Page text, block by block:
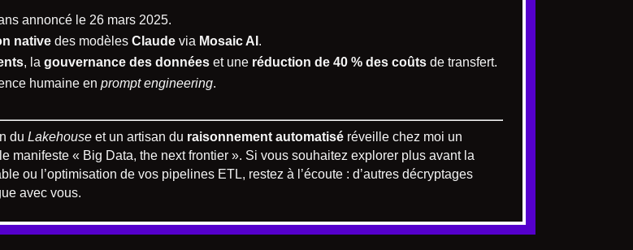
annoncé le 26 mars 2025.
native des modèles Claude via Mosaic AI .
, la gouvernance des données et une réduction de 40 % des coûts de transfert.
humaine en prompt engineering.
du Lakehouse et un artisan du raisonnement automatisé réveille chez moi un
manifeste « Big Data, the next frontier ». Si vous souhaitez explorer plus avant la
ou l’optimisation de vos pipelines ETL, restez à l’écoute : d’autres décryptages
avec vous.